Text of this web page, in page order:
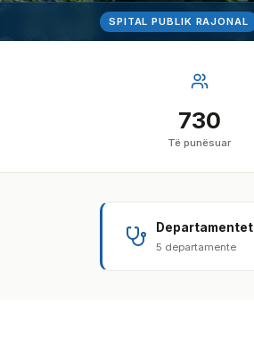
SPITAL PUBLIK RAJONAL
730
Të punësuar
Departamentet
5 departamente